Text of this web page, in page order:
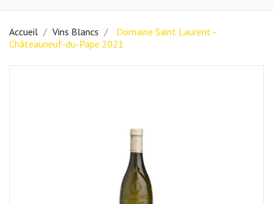
Accueil Vins Blancs
Domaine Saint Laurent -
Châteauneuf-du-Pape 2021